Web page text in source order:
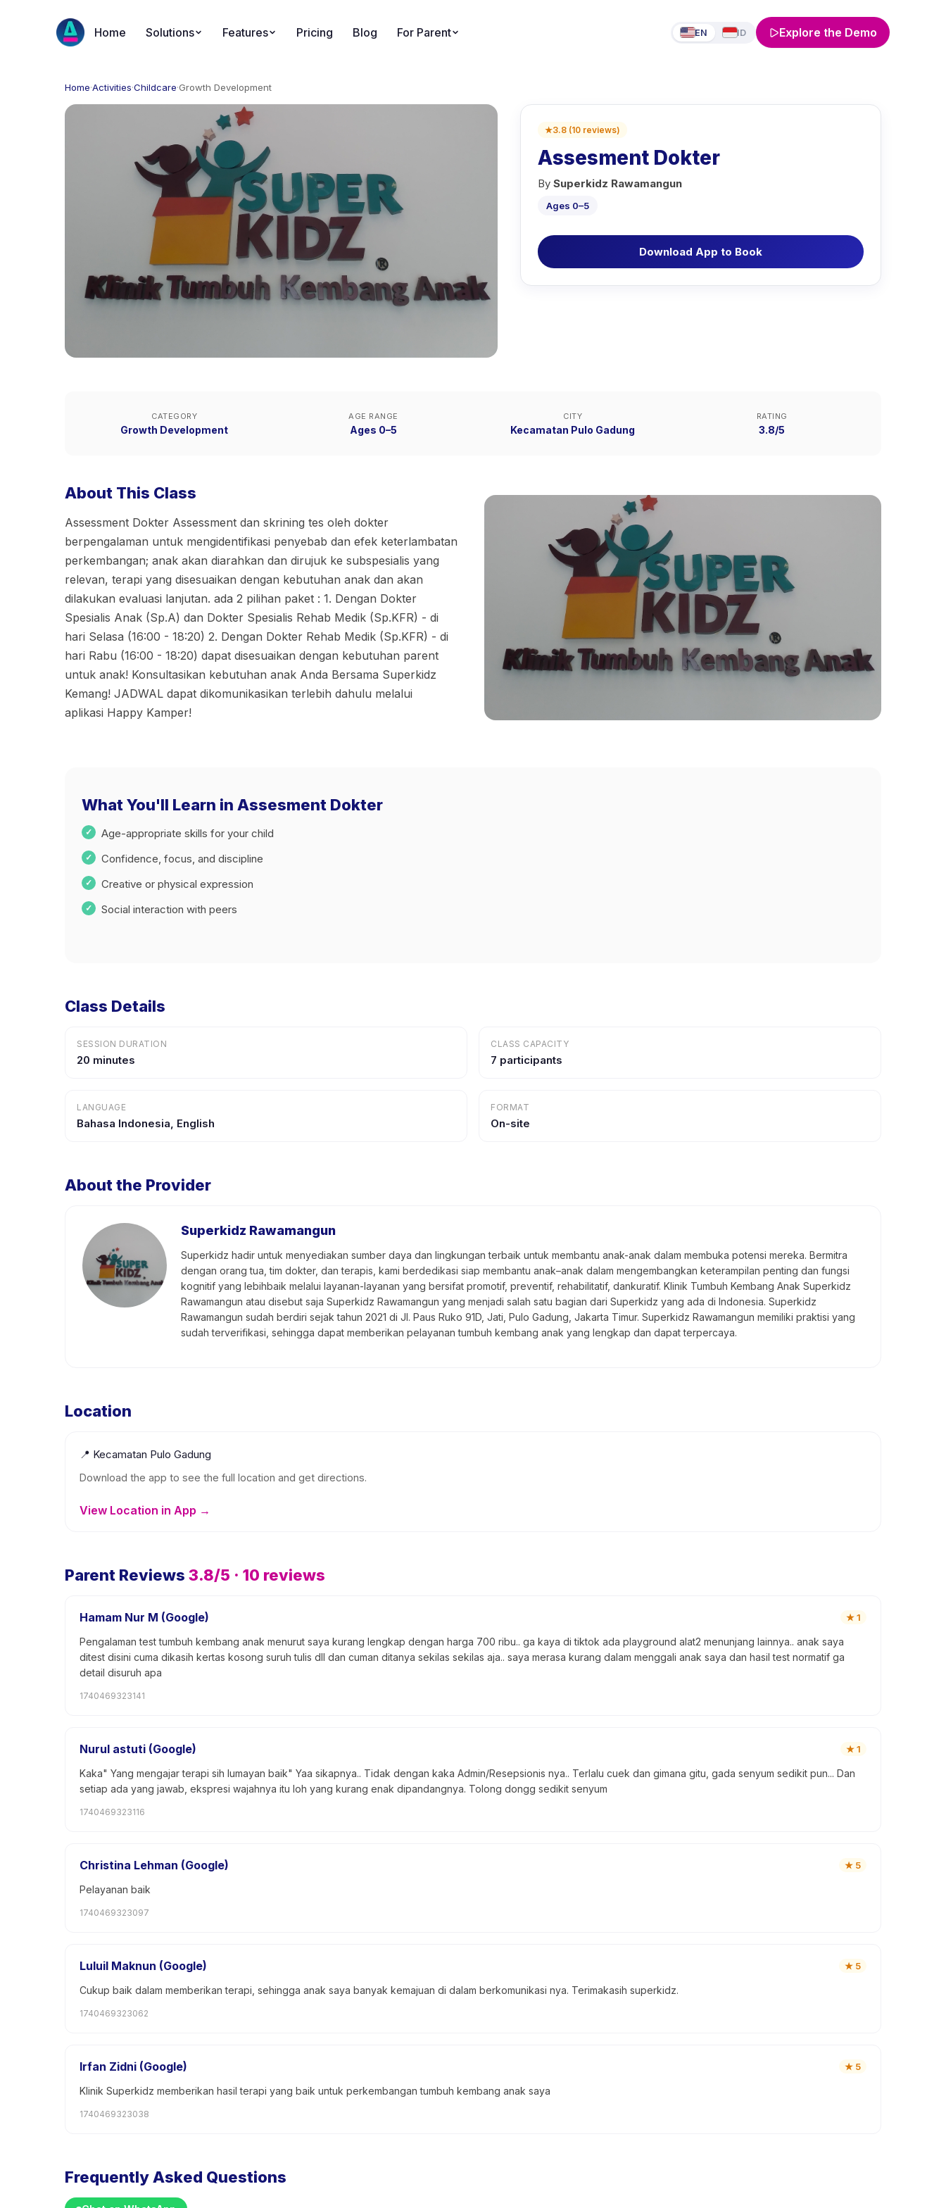
Home Solutions Features Pricing Blog For Parent EN ID Explore the Demo
Home·Activities·Childcare·Growth Development
★3.8 (10 reviews)
Assesment Dokter
By Superkidz Rawamangun
Ages 0–5
Download App to Book
CATEGORY
Growth Development
AGE RANGE
Ages 0–5
CITY
Kecamatan Pulo Gadung
RATING
3.8/5
About This Class
Assessment Dokter Assessment dan skrining tes oleh dokter
berpengalaman untuk mengidentifikasi penyebab dan efek keterlambatan
perkembangan; anak akan diarahkan dan dirujuk ke subspesialis yang
relevan, terapi yang disesuaikan dengan kebutuhan anak dan akan
dilakukan evaluasi lanjutan. ada 2 pilihan paket : 1. Dengan Dokter
Spesialis Anak (Sp.A) dan Dokter Spesialis Rehab Medik (Sp.KFR) - di
hari Selasa (16:00 - 18:20) 2. Dengan Dokter Rehab Medik (Sp.KFR) - di
hari Rabu (16:00 - 18:20) dapat disesuaikan dengan kebutuhan parent
untuk anak! Konsultasikan kebutuhan anak Anda Bersama Superkidz
Kemang! JADWAL dapat dikomunikasikan terlebih dahulu melalui
aplikasi Happy Kamper!
What You'll Learn in Assesment Dokter
Age-appropriate skills for your child
Confidence, focus, and discipline
Creative or physical expression
Social interaction with peers
Class Details
SESSION DURATION
20 minutes
CLASS CAPACITY
7 participants
LANGUAGE
Bahasa Indonesia, English
FORMAT
On-site
About the Provider
Superkidz Rawamangun
Superkidz hadir untuk menyediakan sumber daya dan lingkungan terbaik untuk membantu anak-anak dalam membuka potensi mereka. Bermitra
dengan orang tua, tim dokter, dan terapis, kami berdedikasi siap membantu anak–anak dalam mengembangkan keterampilan penting dan fungsi
kognitif yang lebihbaik melalui layanan-layanan yang bersifat promotif, preventif, rehabilitatif, dankuratif. Klinik Tumbuh Kembang Anak Superkidz
Rawamangun atau disebut saja Superkidz Rawamangun yang menjadi salah satu bagian dari Superkidz yang ada di Indonesia. Superkidz
Rawamangun sudah berdiri sejak tahun 2021 di Jl. Paus Ruko 91D, Jati, Pulo Gadung, Jakarta Timur. Superkidz Rawamangun memiliki praktisi yang
sudah terverifikasi, sehingga dapat memberikan pelayanan tumbuh kembang anak yang lengkap dan dapat terpercaya.
Location
📍 Kecamatan Pulo Gadung
Download the app to see the full location and get directions.
View Location in App →
Parent Reviews 3.8/5 · 10 reviews
Hamam Nur M (Google) ★1
Pengalaman test tumbuh kembang anak menurut saya kurang lengkap dengan harga 700 ribu.. ga kaya di tiktok ada playground alat2 menunjang lainnya.. anak saya
ditest disini cuma dikasih kertas kosong suruh tulis dll dan cuman ditanya sekilas sekilas aja.. saya merasa kurang dalam menggali anak saya dan hasil test normatif ga
detail disuruh apa
1740469323141
Nurul astuti (Google) ★1
Kaka" Yang mengajar terapi sih lumayan baik" Yaa sikapnya.. Tidak dengan kaka Admin/Resepsionis nya.. Terlalu cuek dan gimana gitu, gada senyum sedikit pun... Dan
setiap ada yang jawab, ekspresi wajahnya itu loh yang kurang enak dipandangnya. Tolong dongg sedikit senyum
1740469323116
Christina Lehman (Google) ★ 5
Pelayanan baik
1740469323097
Luluil Maknun (Google) ★ 5
Cukup baik dalam memberikan terapi, sehingga anak saya banyak kemajuan di dalam berkomunikasi nya. Terimakasih superkidz.
1740469323062
Irfan Zidni (Google) ★ 5
Klinik Superkidz memberikan hasil terapi yang baik untuk perkembangan tumbuh kembang anak saya
1740469323038
Frequently Asked Questions